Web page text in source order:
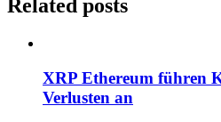
Related posts
XRP Ethereum führen
Verlusten an